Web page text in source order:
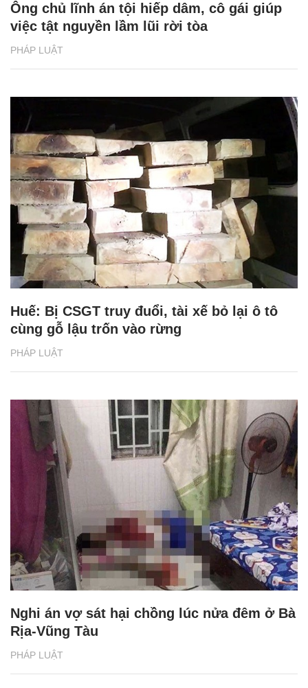
PHÁP LUẬT
Ông chủ lĩnh án tội hiếp dâm, cô gái giúp
việc tật nguyền lầm lũi rời tòa
PHÁP LUẬT
Huế: Bị CSGT truy đuổi, tài xế bỏ lại ô tô
cùng gỗ lậu trốn vào rừng
PHÁP LUẬT
Nghi án vợ sát hại chồng lúc nửa đêm ở Bà
Rịa-Vũng Tàu